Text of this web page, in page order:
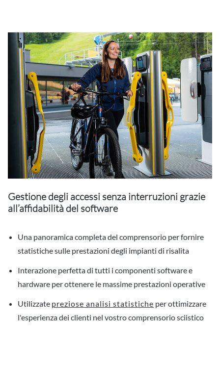
Gestione degli accessi senza interruzioni grazie
all’affidabilità del software
Una panoramica completa del comprensorio per fornire
statistiche sulle prestazioni degli impianti di risalita
Interazione perfetta di tutti i componenti software e
hardware per ottenere le massime prestazioni operative
Utilizzate preziose analisi statistiche per ottimizzare
l'esperienza dei clienti nel vostro comprensorio sciistico